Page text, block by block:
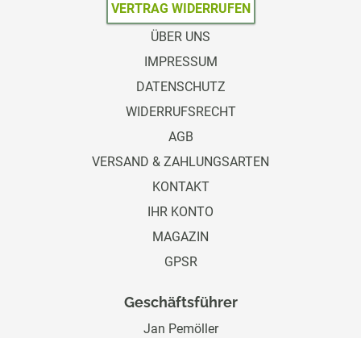
VERTRAG WIDERRUFEN
ÜBER UNS
IMPRESSUM
DATENSCHUTZ
WIDERRUFSRECHT
AGB
VERSAND & ZAHLUNGSARTEN
KONTAKT
IHR KONTO
MAGAZIN
GPSR
Geschäftsführer
Jan Pemöller